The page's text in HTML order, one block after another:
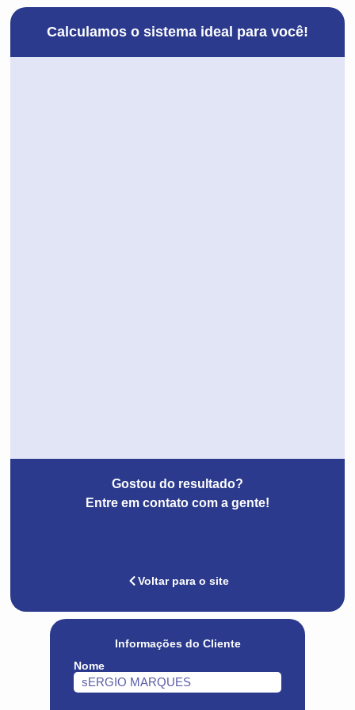
Calculamos o sistema ideal para você!
Gostou do resultado?
Entre em contato com a gente!
Voltar para o site
Informações do Cliente
Nome
sERGIO MARQUES